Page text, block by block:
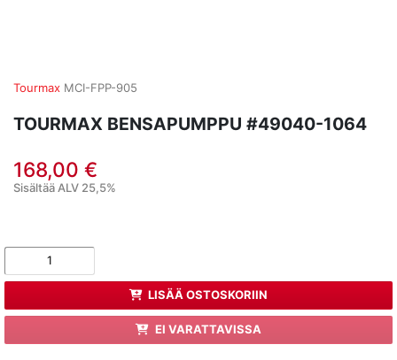
Tourmax MCI-FPP-905
TOURMAX BENSAPUMPPU #49040-1064
168,00 €
Sisältää ALV 25,5%
LISÄÄ OSTOSKORIIN
EI VARATTAVISSA